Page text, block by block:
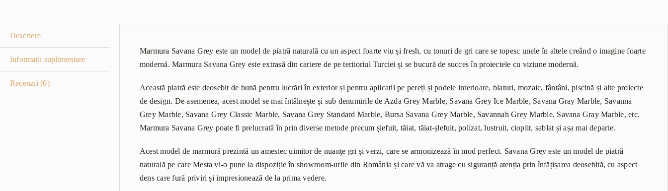
Descriere
Informații suplimentare
Recenzii (0)
Marmura Savana Grey este un model de piatră naturală cu un aspect foarte viu și fresh, cu tonuri de gri care se topesc unele în altele creând o imagine foarte
modernă. Marmura Savana Grey este extrasă din cariere de pe teritoriul Turciei și se bucură de succes în proiectele cu viziune modernă.
Această piatră este deosebit de bună pentru lucrări în exterior și pentru aplicații pe pereți și podele interioare, blaturi, mozaic, fântâni, piscină și alte proiecte
de design. De asemenea, acest model se mai întâlnește și sub denumirile de Azda Grey Marble, Savana Grey Ice Marble, Savana Gray Marble, Savanna
Grey Marble, Savana Grey Classic Marble, Savana Grey Standard Marble, Bursa Savana Grey Marble, Savannah Grey Marble, Savana Gray Marble, etc.
Marmura Savana Grey poate fi prelucrată în prin diverse metode precum șlefuit, tăiat, tăiat-șlefuit, polizat, lustruit, cioplit, sablat și așa mai departe.
Acest model de marmură prezintă un amestec uimitor de nuanțe gri și verzi, care se armonizează în mod perfect. Savana Grey este un model de piatră
naturală pe care Mesta vi-o pune la dispoziție în showroom-urile din România și care vă va atrage cu siguranță atenția prin înfățișarea deosebită, cu aspect
dens care fură priviri și impresionează de la prima vedere.